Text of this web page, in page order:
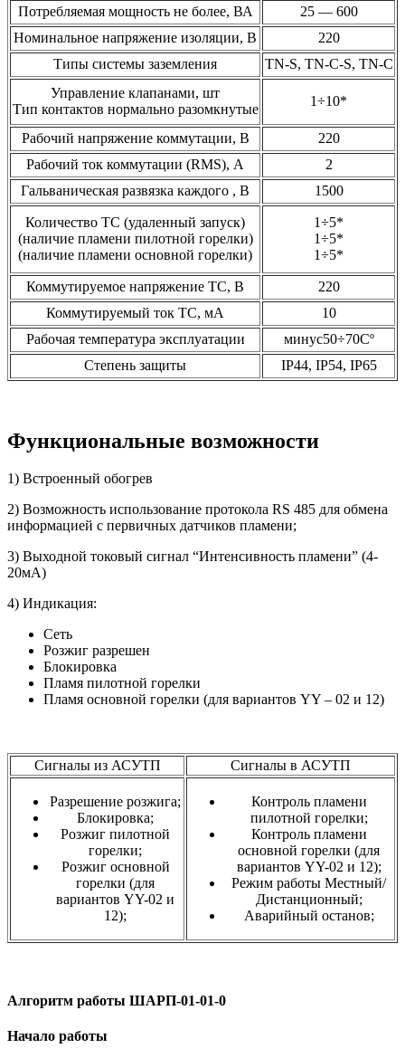
Потребляемая мощность не более, ВА
25 — 600
Номинальное напряжение изоляции, В
220
Типы системы заземления
TN-S, TN-C-S, TN-C
Управление клапанами, шт
Тип контактов нормально разомкнутые
1÷10*
Рабочий напряжение коммутации, В
220
Рабочий ток коммутации (RMS), А
2
Гальваническая развязка каждого , В
1500
Количество ТС (удаленный запуск)
(наличие пламени пилотной горелки)
(наличие пламени основной горелки)
1÷5*
1÷5*
1÷5*
Коммутируемое напряжение ТС, В
220
Коммутируемый ток ТС, мА
10
Рабочая температура эксплуатации
минус50÷70Сº
Степень защиты
IP44, IP54, IP65
Функциональные возможности
1) Встроенный обогрев
2) Возможность использование протокола RS 485 для обмена
информацией с первичных датчиков пламени;
3) Выходной токовый сигнал “Интенсивность пламени” (4-
20мА)
4) Индикация:
Сеть
Розжиг разрешен
Блокировка
Пламя пилотной горелки
Пламя основной горелки (для вариантов YY – 02 и 12)
Сигналы из АСУТП Сигналы в АСУТП
Разрешение розжига;
Блокировка;
Розжиг пилотной
горелки;
Розжиг основной
горелки (для
вариантов YY-02 и
12);
Контроль пламени
пилотной горелки;
Контроль пламени
основной горелки (для
вариантов YY-02 и 12);
Режим работы Местный/
Дистанционный;
Аварийный останов;
Алгоритм работы ШАРП-01-01-0
Начало работы